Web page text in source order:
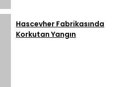
Hascevher Fabrikasında
Korkutan Yangın